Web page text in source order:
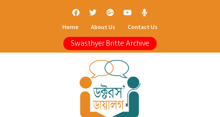
Home About Us Contact Us
Swasthyer Britte Archive